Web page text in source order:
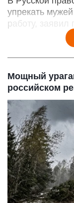
упрекать
работу, заявил
Мощный
российском